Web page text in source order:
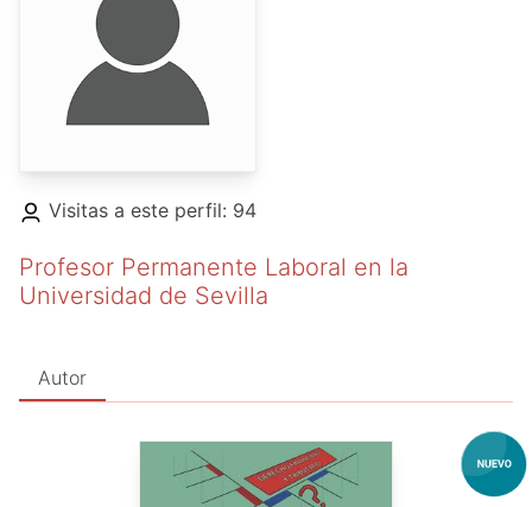
Visitas a este perfil: 94
Profesor Permanente Laboral en la
Universidad de Sevilla
Autor